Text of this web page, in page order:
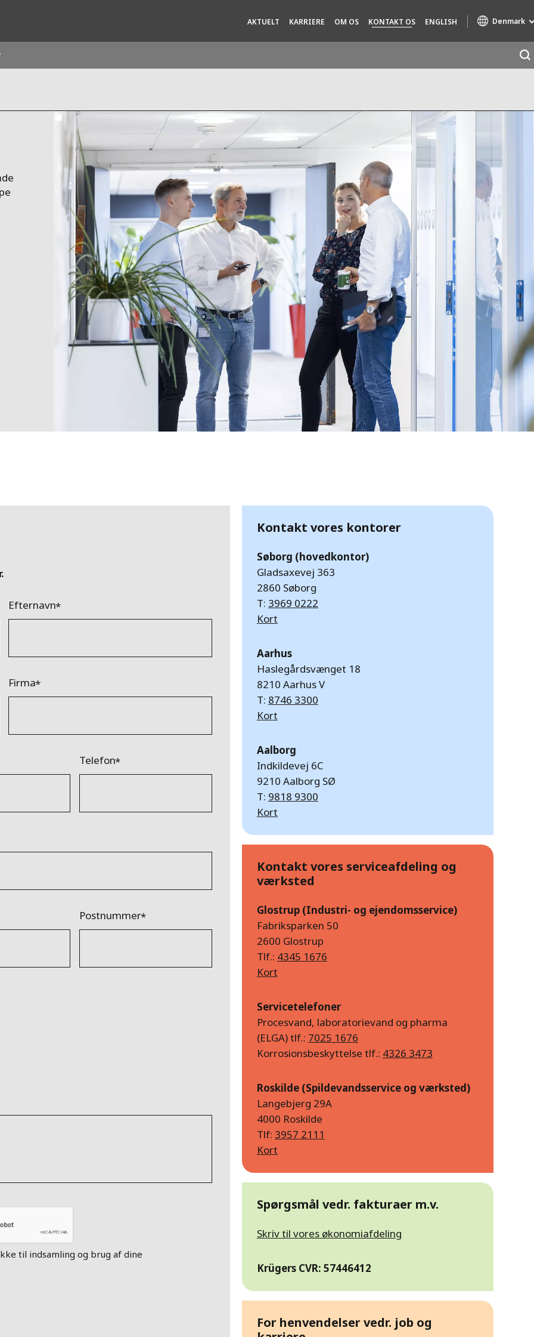
AKTUELT KARRIERE OM OS KONTAKT OS ENGLISH Denmark
ANOXKALDNES
AQUAFLOW
BIOTHANE
EVALED
ENTROPÎE
HPD
HYDROTECH
MPP SYSTEMS
OTV
PMT
SIDEM
WESTGARTH
WHITTIER
Efternavn
Firma
Telefon
Postnummer
til indsamling og brug af dine
Kontakt vores kontorer
Søborg (hovedkontor)
Gladsaxevej 363
2860 Søborg
T: 3969 0222
Kort
Aarhus
Haslegårdsvænget 18
8210 Aarhus V
T: 8746 3300
Kort
Aalborg
Indkildevej 6C
9210 Aalborg SØ
T: 9818 9300
Kort
Kontakt vores serviceafdeling og
værksted
Glostrup (Industri- og ejendomsservice)
Fabriksparken 50
2600 Glostrup
Tlf.: 4345 1676
Kort
Servicetelefoner
Procesvand, laboratorievand og pharma
(ELGA) tlf.: 7025 1676
Korrosionsbeskyttelse tlf.: 4326 3473
Roskilde (Spildevandsservice og værksted)
Langebjerg 29A
4000 Roskilde
Tlf: 3957 2111
Kort
Spørgsmål vedr. fakturaer m.v.
Skriv til vores økonomiafdeling
Krügers CVR: 57446412
For henvendelser vedr. job og